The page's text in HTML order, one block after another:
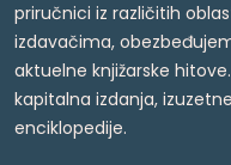
priručnici iz različitih
izdavačima,
aktuelne knjižarske
kapitalna izdanja,
enciklopedije.